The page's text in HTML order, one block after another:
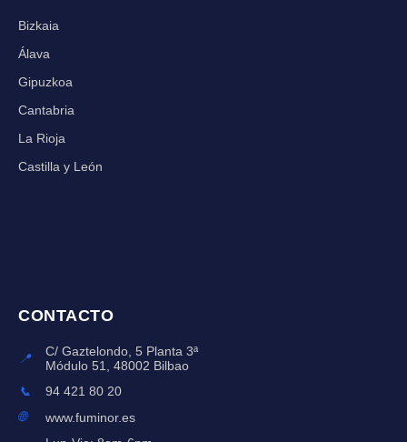
Bizkaia
Álava
Gipuzkoa
Cantabria
La Rioja
Castilla y León
CONTACTO
📍
C/ Gaztelondo, 5 Planta 3ª
Módulo 51, 48002 Bilbao
📞
94 421 80 20
🌐
www.fuminor.es